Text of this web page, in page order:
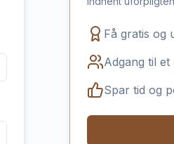
Få gratis og
Adgang til
Spar tid og